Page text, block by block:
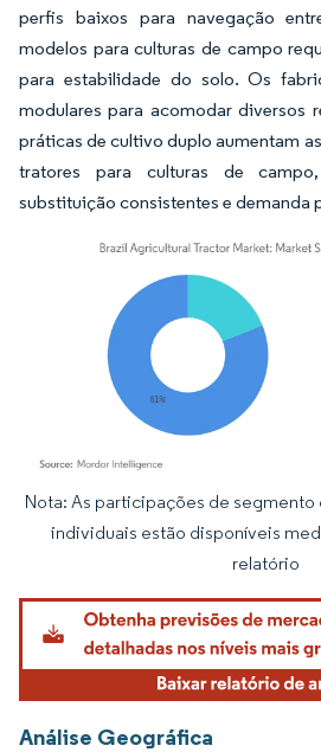
perfis baixos para navegação
modelos para culturas de campo
para estabilidade do solo. Os
modulares para acomodar diversos
práticas de cultivo duplo aumentam
tratores para culturas de
substituição consistentes e demanda
Imagem © Mordor Intelligence. O reuso requer
Nota: As participações de
individuais estão disponíveis
relatório
Análise Geográfica